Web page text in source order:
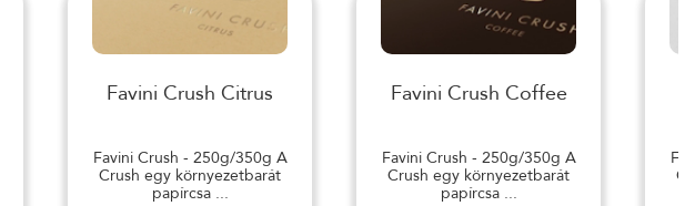
Favini Crush Citrus
Favini Crush - 250g/350g A
Crush egy környezetbarát
papírcsa ...
Favini Crush Coffee
Favini Crush - 250g/350g A
Crush egy környezetbarát
papírcsa ...